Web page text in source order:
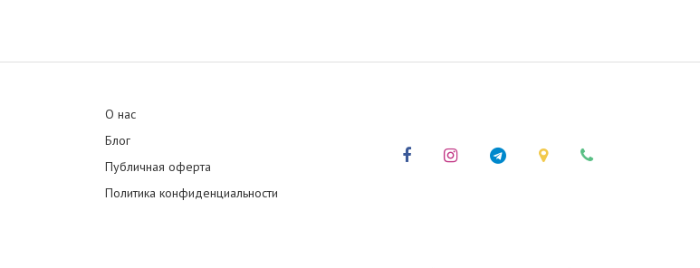
О нас
Блог
Публичная оферта
Политика конфиденциальности